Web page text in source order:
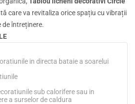
care va revitaliza orice spațiu cu vibrații
de întreținere.
in directa bataie a soarelui
sub calorifere sau in
a surselor de caldura